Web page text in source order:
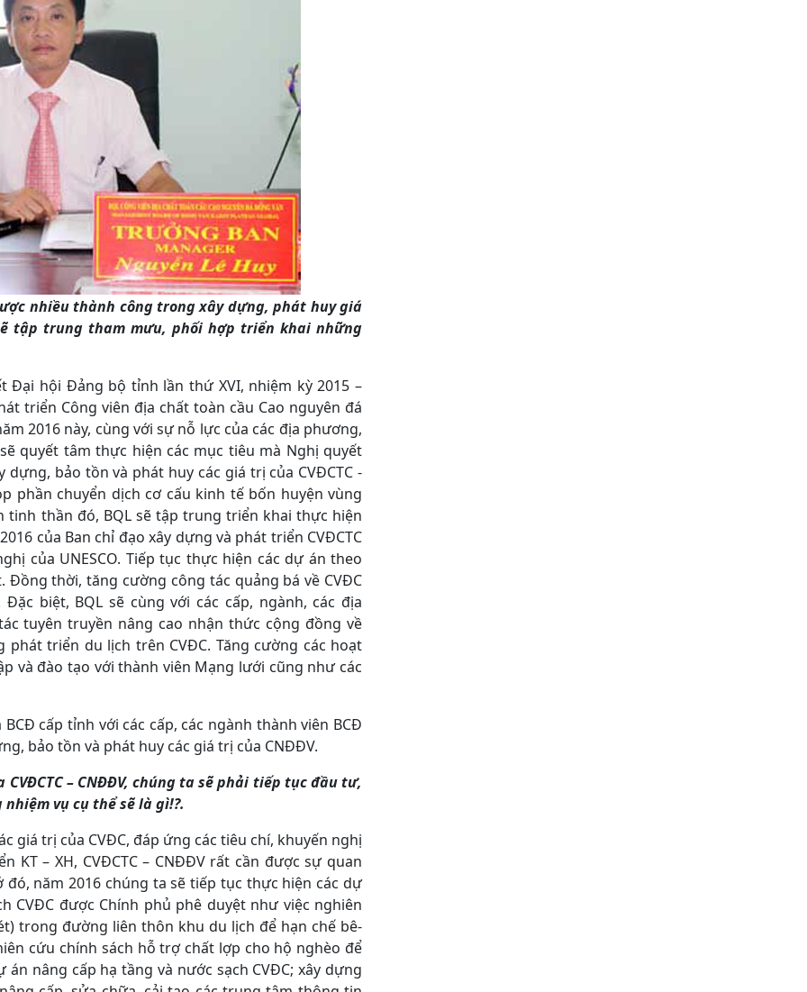
nhiều thành công trong xây dựng, phát huy giá
sẽ tập trung tham mưu, phối hợp triển khai những
Đại hội Đảng bộ tỉnh lần thứ XVI, nhiệm kỳ 2015 –
triển Công viên địa chất toàn cầu Cao nguyên đá
2016 này, cùng với sự nỗ lực của các địa phương,
quyết tâm thực hiện các mục tiêu mà Nghị quyết
bảo tồn và phát huy các giá trị của CVĐCTC -
phần chuyển dịch cơ cấu kinh tế bốn huyện vùng
tinh thần đó, BQL sẽ tập trung triển khai thực hiện
của Ban chỉ đạo xây dựng và phát triển CVĐCTC
của UNESCO. Tiếp tục thực hiện các dự án theo
Đồng thời, tăng cường công tác quảng bá về CVĐC
biệt, BQL sẽ cùng với các cấp, ngành, các địa
tuyên truyền nâng cao nhận thức cộng đồng về
triển du lịch trên CVĐC. Tăng cường các hoạt
và đào tạo với thành viên Mạng lưới cũng như các
cấp tỉnh với các cấp, các ngành thành viên BCĐ
bảo tồn và phát huy các giá trị của CNĐĐV.
– CNĐĐV, chúng ta sẽ phải tiếp tục đầu tư,
vụ cụ thể sẽ là gì!?.
giá trị của CVĐC, đáp ứng các tiêu chí, khuyến nghị
KT – XH, CVĐCTC – CNĐĐV rất cần được sự quan
năm 2016 chúng ta sẽ tiếp tục thực hiện các dự
CVĐC được Chính phủ phê duyệt như việc nghiên
trong đường liên thôn khu du lịch để hạn chế bê-
cứu chính sách hỗ trợ chất lợp cho hộ nghèo để
nâng cấp hạ tầng và nước sạch CVĐC; xây dựng